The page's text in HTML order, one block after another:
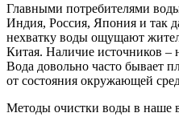
Главными потребителями
Индия, Россия, Япония и так
нехватку воды ощущают
Китая. Наличие источников –
Вода довольно часто бывает
от состояния окружающей
Методы очистки воды в наше